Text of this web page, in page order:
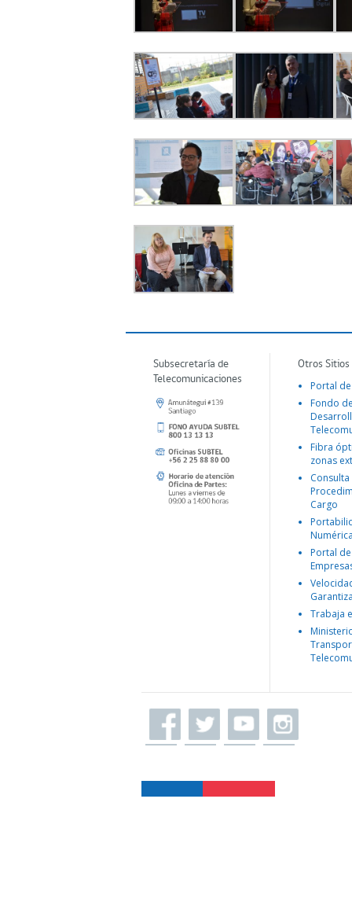
Subsecretaría de
Telecomunicaciones
Otros
Portal
Fondo
Fibra
zonas
Consulta
Cargo
Portal
Trabaja